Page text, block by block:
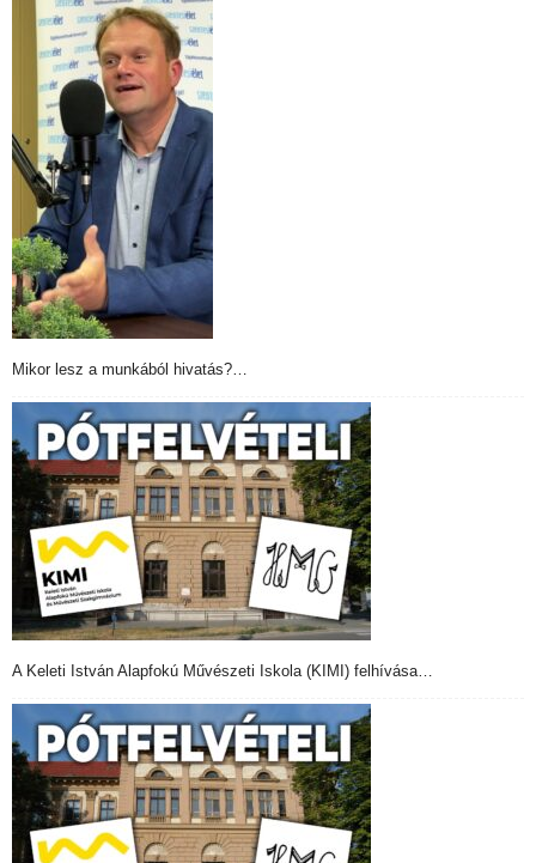
Mikor lesz a munkából hivatás?…
A Keleti István Alapfokú Művészeti Iskola (KIMI) felhívása…